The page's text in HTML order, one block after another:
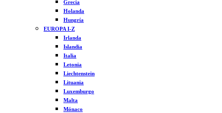
Grecia
Holanda
Hungría
EUROPA I-Z
Irlanda
Islandia
Italia
Letonia
Liechtenstein
Lituania
Luxemburgo
Malta
Mónaco